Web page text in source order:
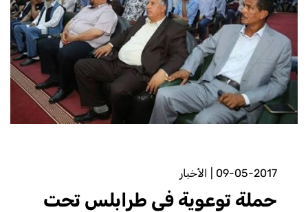
09-05-2017 الأخبار
حملة توعوية في طرابلس تحت